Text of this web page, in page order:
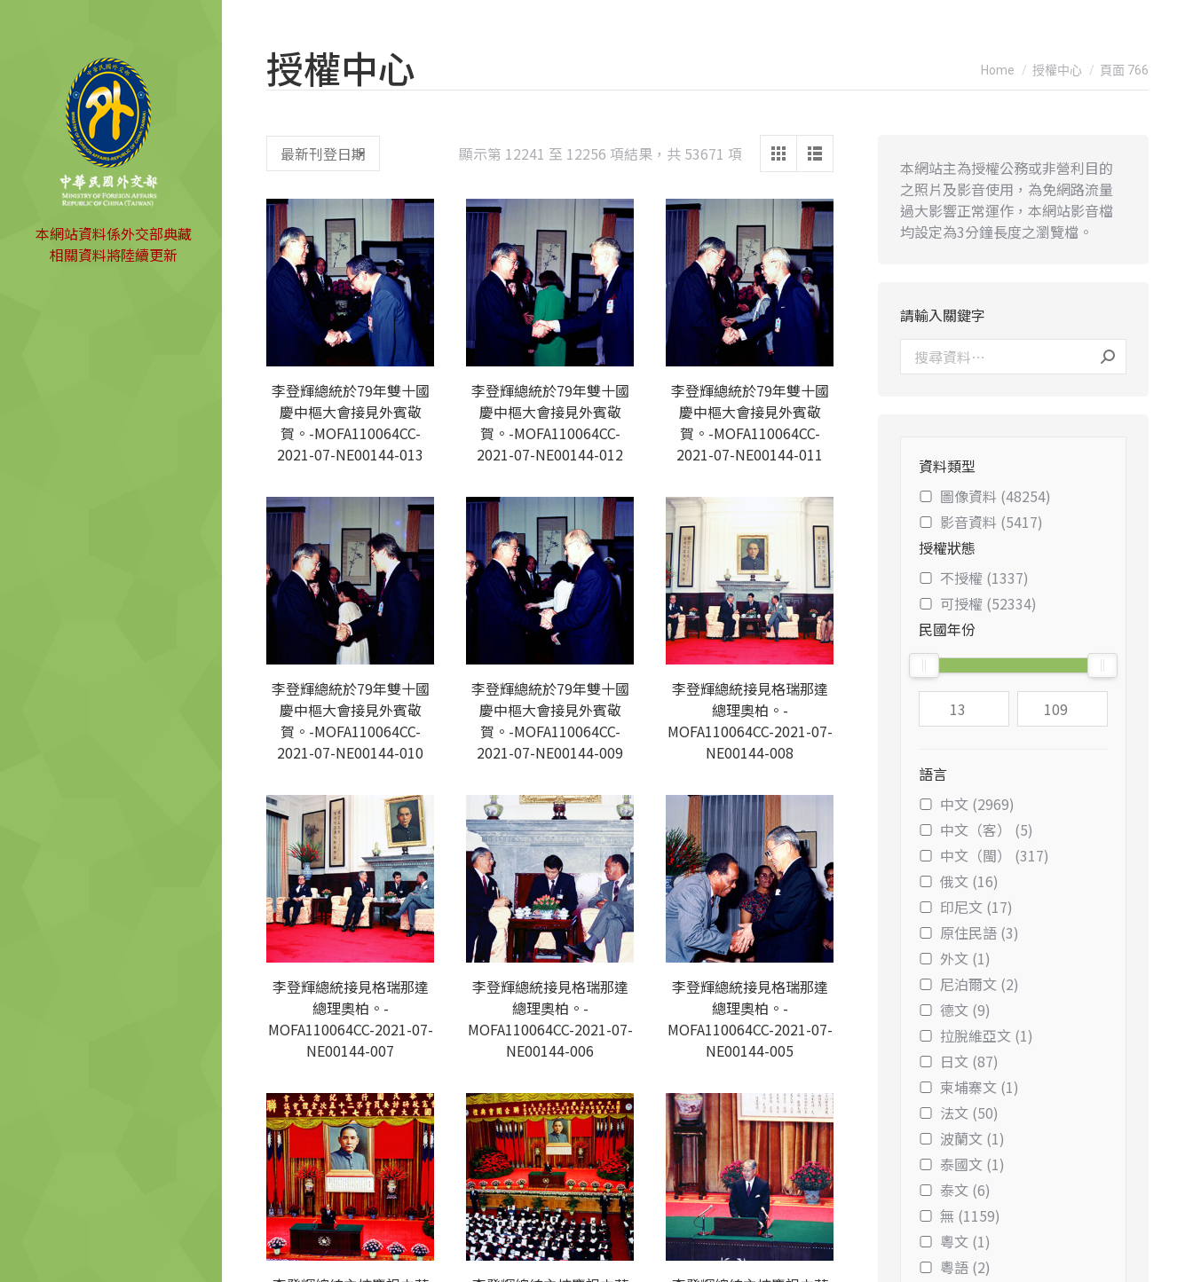
本網站資料係外交部典藏
相關資料將陸續更新
授權中心 You are here:
Home 授權中心 頁面 766
顯示第 12241 至 12256 項結果，共 53671 項 Sorted
latest
李登輝總統於79年雙十國
慶中樞大會接見外賓敬
賀。-MOFA110064CC-
2021-07-NE00144-013
李登輝總統於79年雙十國
慶中樞大會接見外賓敬
賀。-MOFA110064CC-
2021-07-NE00144-012
李登輝總統於79年雙十國
慶中樞大會接見外賓敬
賀。-MOFA110064CC-
2021-07-NE00144-011
李登輝總統於79年雙十國
慶中樞大會接見外賓敬
賀。-MOFA110064CC-
2021-07-NE00144-010
李登輝總統於79年雙十國
慶中樞大會接見外賓敬
賀。-MOFA110064CC-
2021-07-NE00144-009
李登輝總統接見格瑞那達
總理奧柏。-
MOFA110064CC-2021-07-
NE00144-008
李登輝總統接見格瑞那達
總理奧柏。-
MOFA110064CC-2021-07-
NE00144-007
李登輝總統接見格瑞那達
總理奧柏。-
MOFA110064CC-2021-07-
NE00144-006
李登輝總統接見格瑞那達
總理奧柏。-
MOFA110064CC-2021-07-
NE00144-005
本網站主為授權公務或非營利目的
之照片及影音使用，為免網路流量
過大影響正常運作，本網站影音檔
均設定為3分鐘長度之瀏覽檔。
請輸入關鍵字
資料類型
圖像資料 (48254)
影音資料 (5417)
授權狀態
不授權 (1337)
可授權 (52334)
民國年份
語言
中文 (2969)
中文（客） (5)
中文（閩） (317)
俄文 (16)
印尼文 (17)
原住民語 (3)
外文 (1)
尼泊爾文 (2)
德文 (9)
拉脫維亞文 (1)
日文 (87)
柬埔寨文 (1)
法文 (50)
波蘭文 (1)
泰國文 (1)
泰文 (6)
無 (1159)
粵文 (1)
粵語 (2)